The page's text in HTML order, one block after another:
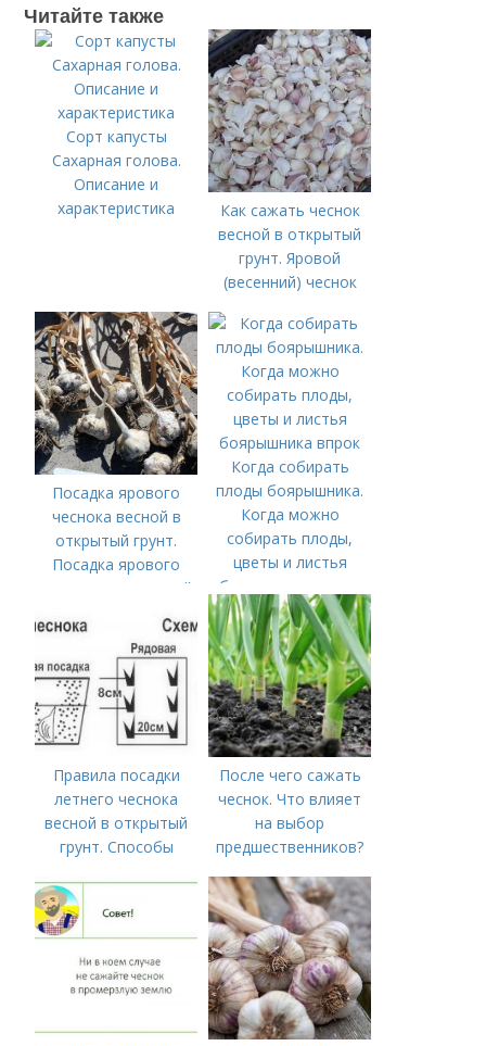
Читайте также
Сорт капусты
Сахарная голова.
Описание и
характеристика
Как сажать чеснок
весной в открытый
грунт. Яровой
(весенний) чеснок
Посадка ярового
чеснока весной в
открытый грунт.
Посадка ярового
чеснока в открытый
Когда собирать
плоды боярышника.
Когда можно
собирать плоды,
цветы и листья
боярышника впрок
Правила посадки
летнего чеснока
весной в открытый
грунт. Способы
После чего сажать
чеснок. Что влияет
на выбор
предшественников?